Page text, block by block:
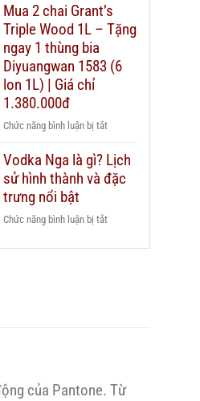
quà
biếu?
–
hướng
chi
nên
mua
Chivas
25
duty
hay
mua
Mua 2 chai Grant’s
Triple Wood 1L – Tặng
ngay 1 thùng bia
Diyuangwan 1583 (6
lon 1L) | Giá chỉ
1.380.000đ
Chức năng bình luận bị tắtở
2
chai
Wood
(6
Vodka Nga là gì? Lịch
sử hình thành và đặc
trưng nổi bật
Chức năng bình luận bị tắtở
Nga
đặc
của Pantone. Từ